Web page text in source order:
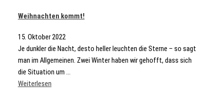
Weihnachten kommt!
15. Oktober 2022
Je dunkler die Nacht, desto heller leuchten die Sterne – so sagt
man im Allgemeinen. Zwei Winter haben wir gehofft, dass sich
die Situation um ...
Weiterlesen